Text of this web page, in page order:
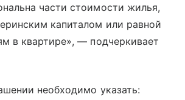
части стоимости жилья,
капиталом или равной
в квартире», — подчеркивает
необходимо указать: